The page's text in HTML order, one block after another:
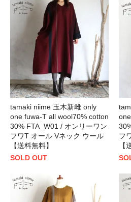
tamaki niime 玉木新雌 only
one fuwa-T all wool70% cotton
30% FTA_W01 / オンリーワン
フワT オール Vネック ウール
【送料無料】
SOLD OUT
フ
【